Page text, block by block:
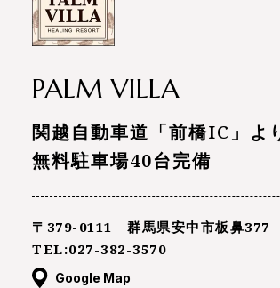
PALM VILLA
関越自動車道「前橋IC」よ
無料駐車場40台完備
〒379-0111 群馬県安中市板鼻377
TEL:027-382-3570
Google Map